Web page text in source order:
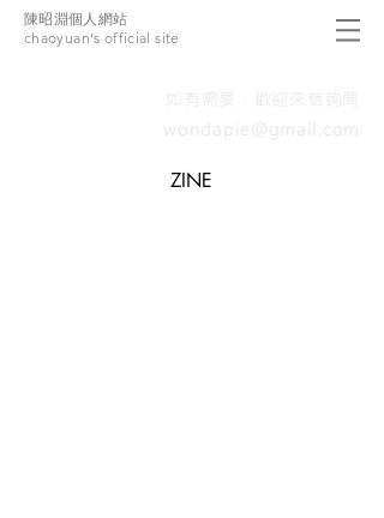
陳昭淵個人網站
chaoyuan's official site
如有需要，歡迎來信詢問
wondapie@gmail.com
ZINE